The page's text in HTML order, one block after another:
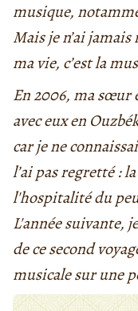
musique,
Mais je n’ai
ma vie, c’est la
En 2006, ma sœur
avec eux en
car je ne
l’ai pas regretté :
l'hospitalité du
L'année suivante,
de ce second
musicale sur une